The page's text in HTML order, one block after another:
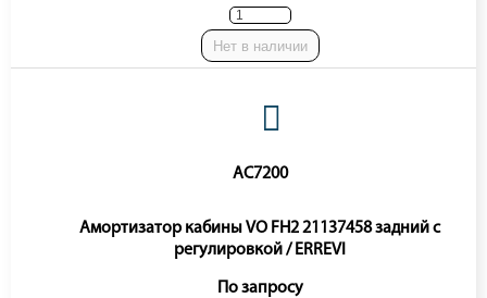
Нет в наличии
AC7200
Амортизатор кабины VO FH2 21137458 задний с
регулировкой / ERREVI
По запросу